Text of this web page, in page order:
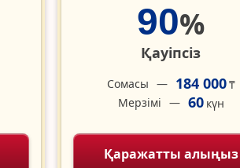
90%
Қауіпсіз
Сомасы 184 000₸
Мерзімі
60 күн
Қаражатты алыңыз